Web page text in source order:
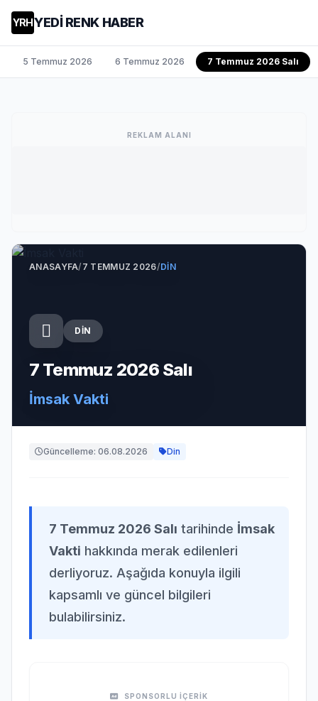
YRHYEDİ RENK HABER
5 Temmuz 2026 6 Temmuz 2026 7 Temmuz 2026 Salı
REKLAM ALANI
ANASAYFA/7 TEMMUZ 2026/DIN
DIN
7 Temmuz 2026 Salı
İmsak Vakti
Güncelleme: 06.08.2026 Din
7 Temmuz 2026 Salı tarihinde İmsak
Vakti hakkında merak edilenleri
derliyoruz. Aşağıda konuyla ilgili
kapsamlı ve güncel bilgileri
bulabilirsiniz.
SPONSORLU İÇERİK